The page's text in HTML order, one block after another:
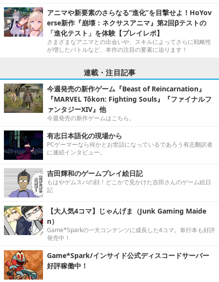
アニマや新要素のさらなる“進化”を目撃せよ！HoYov
erse新作『崩壊：ネクサスアニマ』第2回βテストの
「進化テスト」を体験【プレイレポ】
さまざまなアニマとの出会いや、スキルによってさらに戦略性
が増したバトルなど、本作の注目の要素に迫ります！
連載・注目記事
今週発売の新作ゲーム『Beast of Reincarnation』
『MARVEL Tōkon: Fighting Souls』『ファイナルフ
ァンタジーXIV』他
今週発売の新作ゲームはこちら。
有志日本語化の現場から
PCゲーマーなら何かとお世話になっているであろう有志翻訳者
に連続インタビュー。
吉田輝和のゲームプレイ絵日記
もはやゲムスパの顔！どこかで見かけた吉田さんのゲーム絵日
記
【大人気4コマ】じゃんげま（Junk Gaming Maide
n）
Game*Sparkの一大コンテンツに成長した4コマ。単行本も好評
発売中！
Game*Spark/インサイド公式ディスコードサーバー
好評稼働中！